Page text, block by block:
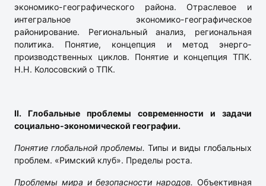
экономико-географического района. Отраслевое и
интегральное экономико-географическое
районирование. Региональный анализ, региональная
политика. Понятие, концепция и метод энерго-
производственных циклов. Понятие и концепция ТПК.
Н.Н. Колосовский о ТПК.
II. Глобальные проблемы современности и задачи
социально-экономической географии.
Понятие глобальной проблемы. Типы и виды глобальных
проблем. «Римский клуб». Пределы роста.
Проблемы мира и безопасности народов. Объективная